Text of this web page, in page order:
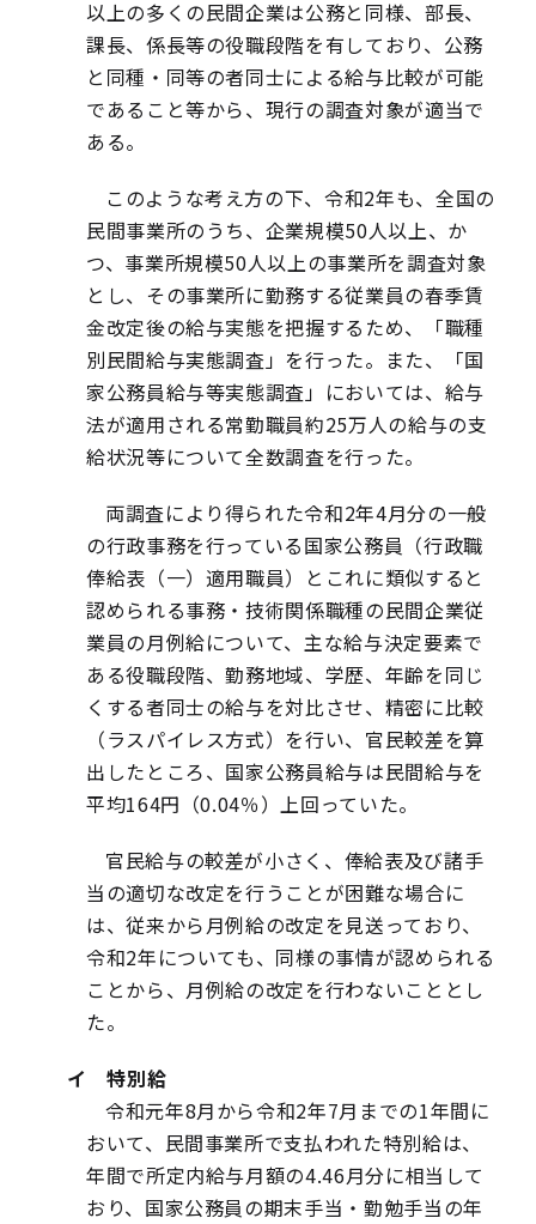
以上の多くの民間企業は公務と同様、部長、
課長、係長等の役職段階を有しており、公務
と同種・同等の者同士による給与比較が可能
であること等から、現行の調査対象が適当で
ある。
このような考え方の下、令和2年も、全国の
民間事業所のうち、企業規模50人以上、か
つ、事業所規模50人以上の事業所を調査対象
とし、その事業所に勤務する従業員の春季賃
金改定後の給与実態を把握するため、「職種
別民間給与実態調査」を行った。また、「国
家公務員給与等実態調査」においては、給与
法が適用される常勤職員約25万人の給与の支
給状況等について全数調査を行った。
両調査により得られた令和2年4月分の一般
の行政事務を行っている国家公務員（行政職
俸給表（一）適用職員）とこれに類似すると
認められる事務・技術関係職種の民間企業従
業員の月例給について、主な給与決定要素で
ある役職段階、勤務地域、学歴、年齢を同じ
くする者同士の給与を対比させ、精密に比較
（ラスパイレス方式）を行い、官民較差を算
出したところ、国家公務員給与は民間給与を
平均164円（0.04％）上回っていた。
官民給与の較差が小さく、俸給表及び諸手
当の適切な改定を行うことが困難な場合に
は、従来から月例給の改定を見送っており、
令和2年についても、同様の事情が認められる
ことから、月例給の改定を行わないこととし
た。
イ 特別給
令和元年8月から令和2年7月までの1年間に
おいて、民間事業所で支払われた特別給は、
年間で所定内給与月額の4.46月分に相当して
おり、国家公務員の期末手当・勤勉手当の年